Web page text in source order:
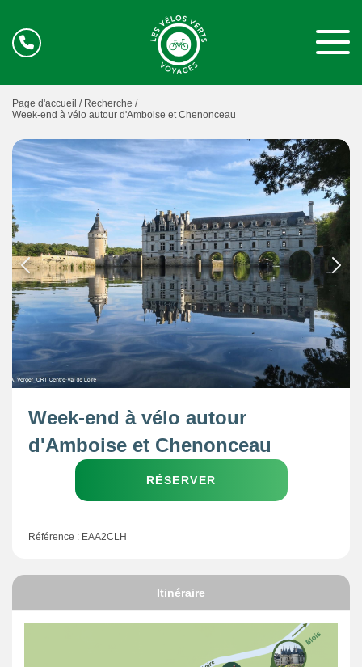
Page d'accueil / Recherche /
Week-end à vélo autour d'Amboise et Chenonceau
Week-end à vélo autour
d'Amboise et Chenonceau
RÉSERVER
Référence : EAA2CLH
Itinéraire